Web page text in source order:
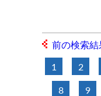
前の検索結
1 2
8 9